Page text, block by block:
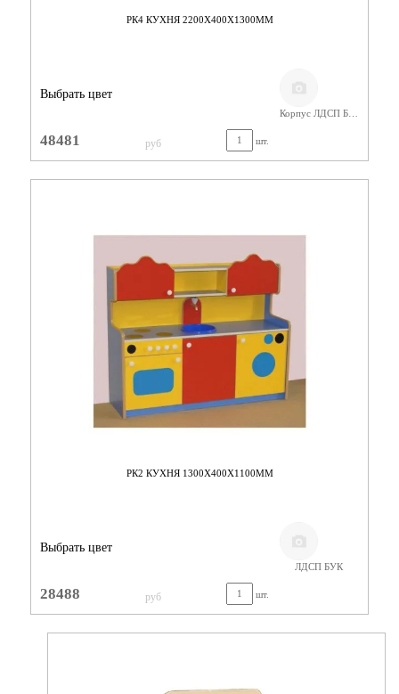
РК4 КУХНЯ 2200Х400Х1300ММ
Выбрать цвет
Корпус ЛДСП Бук/ Фасад Цветной
48481 руб шт.
РК2 КУХНЯ 1300Х400Х1100ММ
Выбрать цвет
ЛДСП БУК
28488 руб шт.